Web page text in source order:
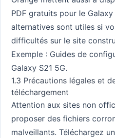
PDF gratuits pour le Galaxy
alternatives sont utiles si
difficultés sur le site
Exemple : Guides de
Galaxy S21 5G.
1.3 Précautions légales et
téléchargement
Attention aux sites non
proposer des fichiers
malveillants. Téléchargez